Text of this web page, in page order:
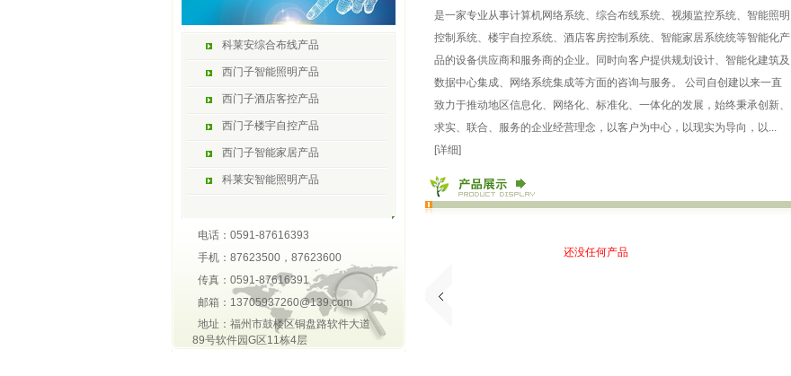
科莱安综合布线产品
西门子智能照明产品
西门子酒店客控产品
西门子楼宇自控产品
西门子智能家居产品
科莱安智能照明产品
电话：0591-87616393
手机：87623500，87623600
传真：0591-87616391
邮箱：13705937260@139.com
地址：福州市鼓楼区铜盘路软件大道
89号软件园G区11栋4层
是一家专业从事计算机网络系统、综合布线系统、视频监控系统、智能照明
控制系统、楼宇自控系统、酒店客房控制系统、智能家居系统统等智能化产
品的设备供应商和服务商的企业。同时向客户提供规划设计、智能化建筑及
数据中心集成、网络系统集成等方面的咨询与服务。 公司自创建以来一直
致力于推动地区信息化、网络化、标准化、一体化的发展，始终秉承创新、
求实、联合、服务的企业经营理念，以客户为中心，以现实为导向，以...
[详细]
还没任何产品